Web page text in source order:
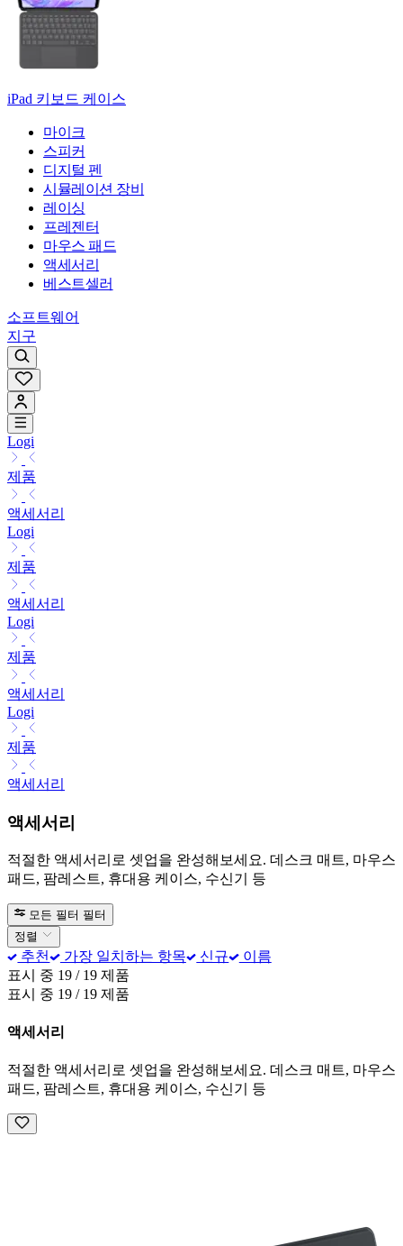
iPad 키보드 케이스
마이크
스피커
디지털 펜
시뮬레이션 장비
레이싱
프레젠터
마우스 패드
액세서리
베스트셀러
소프트웨어
지구
Logi
제품
액세서리
Logi
제품
액세서리
Logi
제품
액세서리
Logi
제품
액세서리
액세서리
적절한 액세서리로 셋업을 완성해보세요. 데스크 매트, 마우스
패드, 팜레스트, 휴대용 케이스, 수신기 등
모든 필터 필터
정렬
추천 가장 일치하는 항목 신규
이름
표시 중 19 / 19 제품
표시 중 19 / 19 제품
액세서리
적절한 액세서리로 셋업을 완성해보세요. 데스크 매트, 마우스
패드, 팜레스트, 휴대용 케이스, 수신기 등